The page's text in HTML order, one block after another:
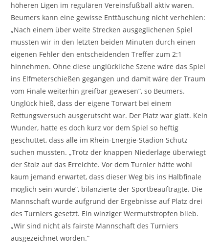
höheren Ligen im regulären Vereinsfußball aktiv waren.
Beumers kann eine gewisse Enttäuschung nicht verhehlen:
„Nach einem über weite Strecken ausgeglichenen Spiel
mussten wir in den letzten beiden Minuten durch einen
eigenen Fehler den entscheidenden Treffer zum 2:1
hinnehmen. Ohne diese unglückliche Szene wäre das Spiel
ins Elfmeterschießen gegangen und damit wäre der Traum
vom Finale weiterhin greifbar gewesen“, so Beumers.
Unglück hieß, dass der eigene Torwart bei einem
Rettungsversuch ausgerutscht war. Der Platz war glatt. Kein
Wunder, hatte es doch kurz vor dem Spiel so heftig
geschüttet, dass alle im Rhein-Energie-Stadion Schutz
suchen mussten. „Trotz der knappen Niederlage überwiegt
der Stolz auf das Erreichte. Vor dem Turnier hätte wohl
kaum jemand erwartet, dass dieser Weg bis ins Halbfinale
möglich sein würde“, bilanzierte der Sportbeauftragte. Die
Mannschaft wurde aufgrund der Ergebnisse auf Platz drei
des Turniers gesetzt. Ein winziger Wermutstropfen blieb.
„Wir sind nicht als fairste Mannschaft des Turniers
ausgezeichnet worden.“